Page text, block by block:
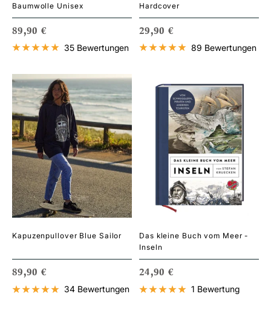
Baumwolle Unisex
ANGEBOTSPREIS
89,90 €
35 Bewertungen
Hardcover
ANGEBOTSPREIS
29,90 €
89 Bewertungen
Kapuzenpullover Blue Sailor
ANGEBOTSPREIS
89,90 €
34 Bewertungen
Das kleine Buch vom Meer -
Inseln
ANGEBOTSPREIS
24,90 €
1 Bewertung